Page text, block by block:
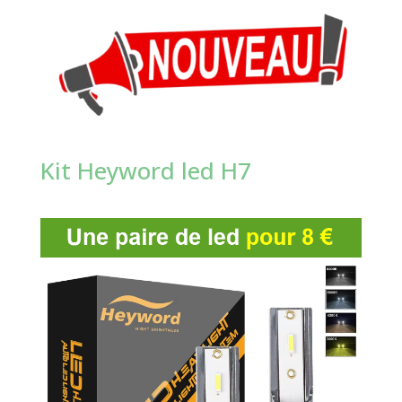
Kit Heyword led H7